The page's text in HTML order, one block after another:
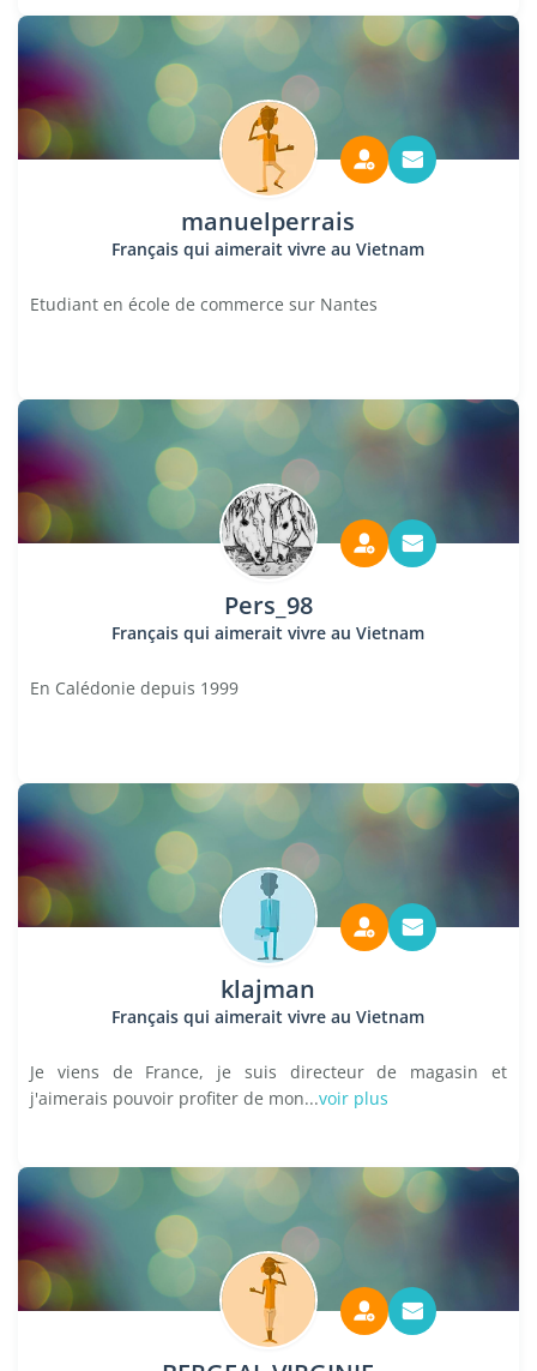
manuelperrais
Français qui aimerait vivre au Vietnam
Etudiant en école de commerce sur Nantes
Pers_98
Français qui aimerait vivre au Vietnam
En Calédonie depuis 1999
klajman
Français qui aimerait vivre au Vietnam
Je viens de France, je suis directeur de magasin et
j'aimerais pouvoir profiter de mon...voir plus